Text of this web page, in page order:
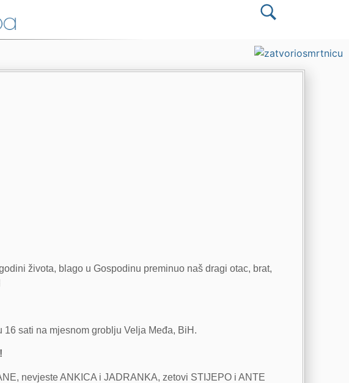
života, blago u Gospodinu preminuo naš dragi otac, brat,
sati na mjesnom groblju Velja Međa, BiH.
nevjeste ANKICA i JADRANKA, zetovi STIJEPO i ANTE